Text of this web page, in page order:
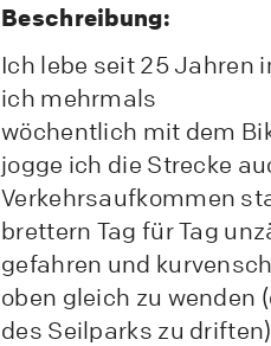
Beschreibung:
Ich lebe seit 25 Jahren
ich mehrmals
wöchentlich mit dem
jogge ich die Strecke
Verkehrsaufkommen
brettern Tag für Tag
gefahren und
oben gleich zu wenden
des Seilparks zu